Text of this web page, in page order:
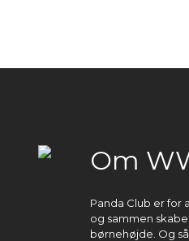
Om
Panda Club er for
og sammen
børnehøjde. Og